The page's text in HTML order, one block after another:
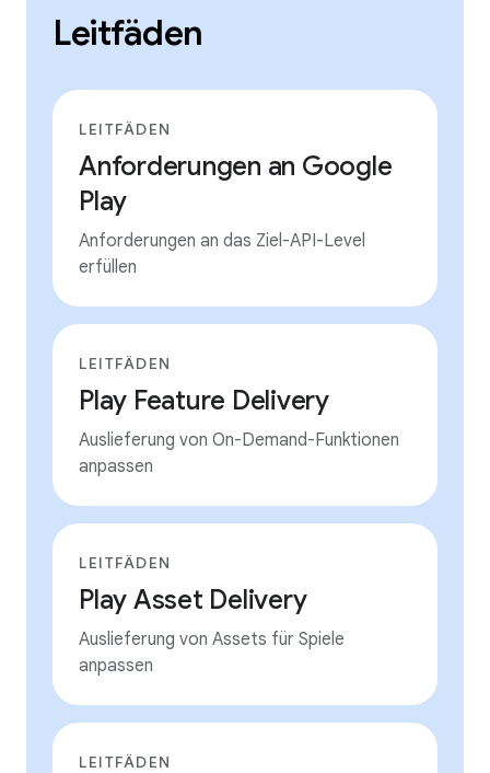
Leitfäden
LEITFÄDEN
Anforderungen an Google
Play
Anforderungen an das Ziel-API-Level
erfüllen
LEITFÄDEN
Play Feature Delivery
Auslieferung von On-Demand-Funktionen
anpassen
LEITFÄDEN
Play Asset Delivery
Auslieferung von Assets für Spiele
anpassen
LEITFÄDEN